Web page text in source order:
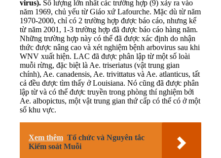
virus). Số lượng lớn nhất các trường hợp (9) xảy ra vào
năm 1969, chủ yếu từ Giáo xứ Lafourche. Mặc dù từ năm
1970-2000, chỉ có 2 trường hợp được báo cáo, nhưng kể
từ năm 2001, 1-3 trường hợp đã được báo cáo hàng năm.
Những trường hợp này có thể đã được xác định do nhận
thức được nâng cao và xét nghiệm bệnh arbovirus sau khi
WNV xuất hiện. LAC đã được phân lập từ một số loài
muỗi rừng, đặc biệt là Ae. triseriatus (vật trung gian
chính), Ae. canadensis, Ae. trivittatus và Ae. atlanticus, tất
cả đều được tìm thấy ở Louisiana. Nó cũng đã được phân
lập từ và có thể được truyền trong phòng thí nghiệm bởi
Ae. albopictus, một vật trung gian thứ cấp có thể có ở một
số khu vực.
Xem thêm Tổ chức và Nguyên tắc
Kiểm soát Muỗi